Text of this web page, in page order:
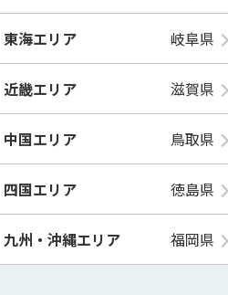
東海エリア 岐阜県
近畿エリア 滋賀県
中国エリア 鳥取県
四国エリア 徳島県
九州・沖縄エリア 福岡県